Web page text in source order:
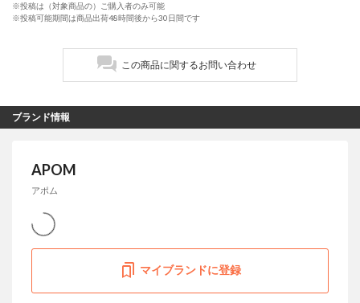
※投稿は（対象商品の）ご購入者のみ可能
※投稿可能期間は商品出荷48時間後から30日間です
この商品に関するお問い合わせ
ブランド情報
APOM
アポム
マイブランドに登録